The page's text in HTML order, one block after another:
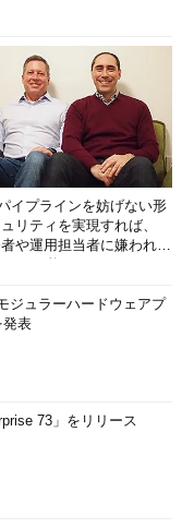
イプラインを妨げない形
リティを実現すれば、
者や運用担当者に嫌われな
ジュラーハードウェアプ
発表
73」をリリース